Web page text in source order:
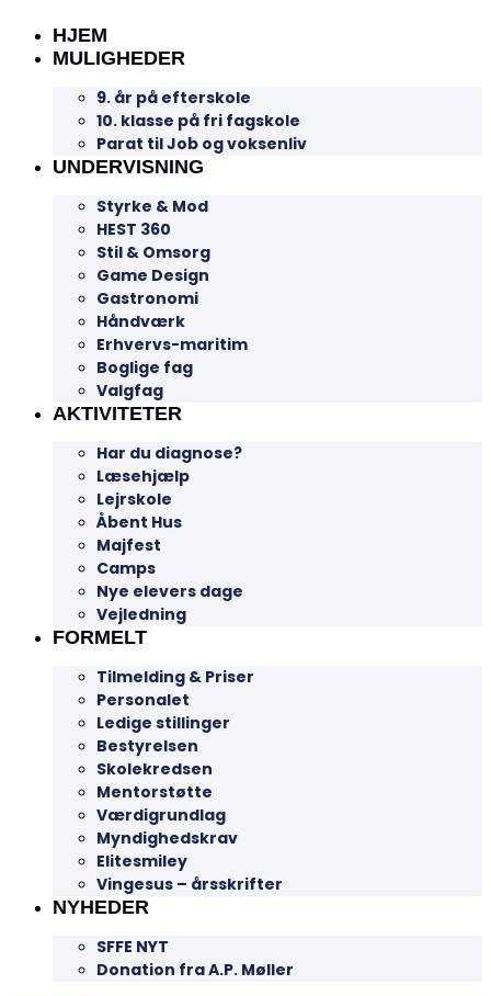
HJEM
MULIGHEDER
9. år på efterskole
10. klasse på fri fagskole
Parat til Job og voksenliv
UNDERVISNING
Styrke & Mod
HEST 360
Stil & Omsorg
Game Design
Gastronomi
Håndværk
Erhvervs-maritim
Boglige fag
Valgfag
AKTIVITETER
Har du diagnose?
Læsehjælp
Lejrskole
Åbent Hus
Majfest
Camps
Nye elevers dage
Vejledning
FORMELT
Tilmelding & Priser
Personalet
Ledige stillinger
Bestyrelsen
Skolekredsen
Mentorstøtte
Værdigrundlag
Myndighedskrav
Elitesmiley
Vingesus – årsskrifter
NYHEDER
SFFE NYT
Donation fra A.P. Møller